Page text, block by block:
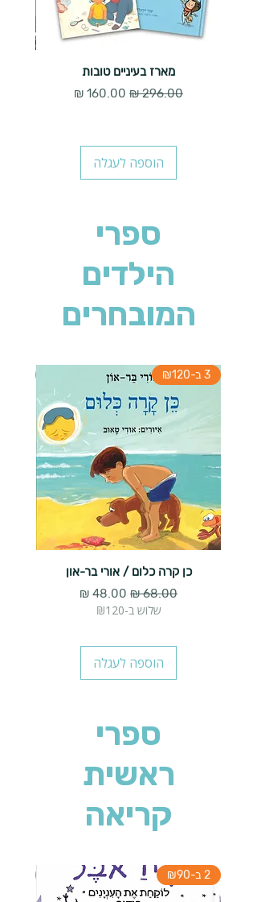
מארז בעיניים טובות
מחיר רגיל
מחיר מבצע
הוספה לעגלה
ספרי
הילדים
המובחרים
3 ב-₪120
כן קרה כלום / אורי בר-און
מחיר רגיל מחיר מבצע
שלוש ב-₪120
הוספה לעגלה
ספרי
ראשית
קריאה
2 ב-₪90